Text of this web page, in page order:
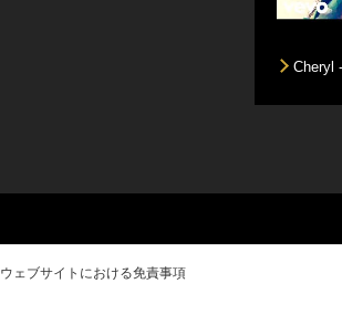
Cheryl
ウェブサイトにおける免責事項